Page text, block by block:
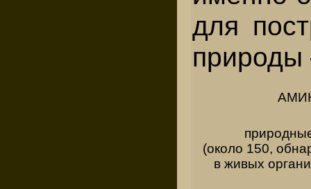
для
природы
(около 150,
в живых